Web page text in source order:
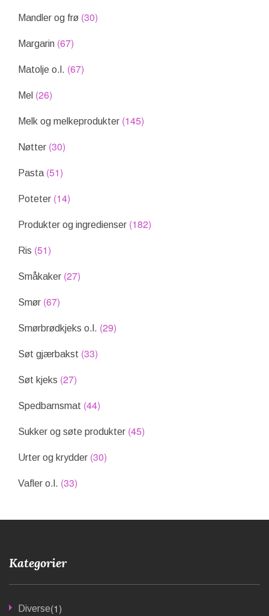
Mandler og frø (30)
Margarin (67)
Matolje o.l. (67)
Mel (26)
Melk og melkeprodukter (145)
Nøtter (30)
Pasta(51)
Poteter (14)
Produkter og ingredienser (182)
Ris (51)
Småkaker (27)
Smør (67)
Smørbrødkjeks o.l. (29)
Søt gjærbakst (33)
Søt kjeks (27)
Spedbarnsmat (44)
Sukker og søte produkter (45)
Urter og krydder (30)
Vafler o.l. (33)
Kategorier
Diverse(1)